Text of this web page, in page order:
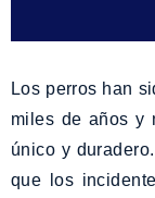
Los perros han
miles de años y
único y
que los